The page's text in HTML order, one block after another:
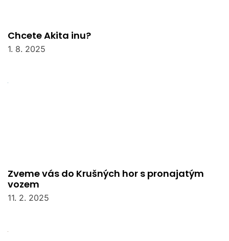
Chcete Akita inu?
1. 8. 2025
Zveme vás do Krušných hor s pronajatým
vozem
11. 2. 2025